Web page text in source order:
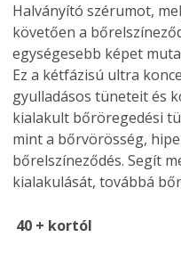
Halványító szérumot,
követően a
egységesebb képet
Ez a kétfázisú ultra
gyulladásos tüneteit és
kialakult bőröregedési
mint a bőrvörösség,
bőrelszíneződés. Segít
kialakulását, továbbá
40 + kortól